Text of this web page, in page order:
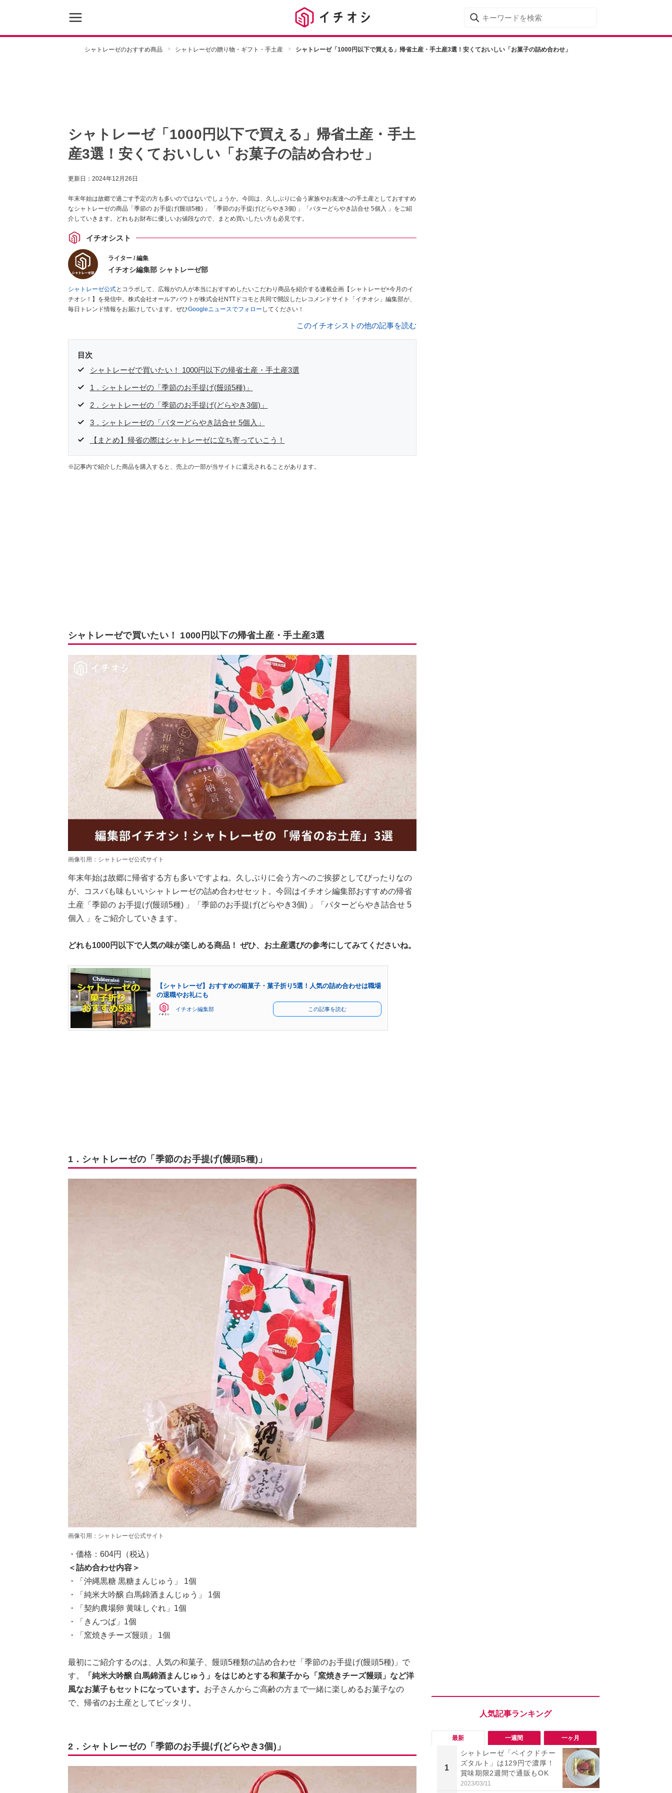
シャトレーゼのおすすめ商品 シャトレーゼの贈り物・ギフト・手土産 シャトレーゼ「1000円以下で買える」帰省土産・手土産3選！安くておいしい「お菓子の詰め合わせ」
シャトレーゼ「1000円以下で買える」帰省土産・手土
産3選！安くておいしい「お菓子の詰め合わせ」
更新日： 2024年12月26日
年末年始は故郷で過ごす予定の方も多いのではないでしょうか。今回は、久しぶりに会う家族やお友達への手土産としておすすめ
なシャトレーゼの商品「季節の お手提げ(饅頭5種) 」「季節のお手提げ(どらやき3個) 」「バターどらやき詰合せ 5個入 」をご紹
介していきます。どれもお財布に優しいお値段なので、まとめ買いしたい方も必見です。
イチオシスト
ライター / 編集
イチオシ編集部 シャトレーゼ部
シャトレーゼ公式とコラボして、広報がの人が本当におすすめしたいこだわり商品を紹介する連載企画【シャトレーゼ×今月のイ
チオシ！】を発信中。株式会社オールアバウトが株式会社NTTドコモと共同で開設したレコメンドサイト「イチオシ」編集部が、
毎日トレンド情報をお届けしています。ぜひGoogleニュースでフォロー してください！
このイチオシストの他の記事を読む
目次
シャトレーゼで買いたい！ 1000円以下の帰省土産・手土産3選
1．シャトレーゼの「季節のお手提げ(饅頭5種)」
2．シャトレーゼの「季節のお手提げ(どらやき3個)」
3．シャトレーゼの「バターどらやき詰合せ 5個入」
【まとめ】帰省の際はシャトレーゼに立ち寄っていこう！
※記事内で紹介した商品を購入すると、売上の一部が当サイトに還元されることがあります。
シャトレーゼで買いたい！ 1000円以下の帰省土産・手土産3選
画像引用：シャトレーゼ公式サイト
年末年始は故郷に帰省する方も多いですよね。久しぶりに会う方へのご挨拶としてぴったりなの
が、コスパも味もいいシャトレーゼの詰め合わせセット。今回はイチオシ編集部おすすめの帰省
土産「季節の お手提げ(饅頭5種) 」「季節のお手提げ(どらやき3個) 」「バターどらやき詰合せ 5
個入 」をご紹介していきます。
どれも1000円以下で人気の味が楽しめる商品！ ぜひ、お土産選びの参考にしてみてくださいね。
【シャトレーゼ】おすすめの箱菓子・菓子折り5選！人気の詰め合わせは職場
の退職やお礼にも
イチオシ編集部 この記事を読む
1．シャトレーゼの「季節のお手提げ(饅頭5種)」
画像引用：シャトレーゼ公式サイト
・価格：604円（税込）
＜詰め合わせ内容＞
・「沖縄黒糖 黒糖まんじゅう」 1個
・「純米大吟醸 白馬錦酒まんじゅう」 1個
・「契約農場卵 黄味しぐれ」1個
・「きんつば」1個
・「窯焼きチーズ饅頭」 1個
最初にご紹介するのは、人気の和菓子、饅頭5種類の詰め合わせ「季節のお手提げ(饅頭5種)」で
す。
「純米大吟醸 白馬錦酒まんじゅう」をはじめとする和菓子から「窯焼きチーズ饅頭」など洋
風なお菓子もセットになっています。 お子さんからご高齢の方まで一緒に楽しめるお菓子なの
で、帰省のお土産としてピッタリ。
2．シャトレーゼの「季節のお手提げ(どらやき3個)」
最新 一週間 一ヶ月
1
シャトレーゼ「ベイクドチー
ズタルト」は129円で濃厚！
賞味期限2週間で通販もOK
2023/03/11